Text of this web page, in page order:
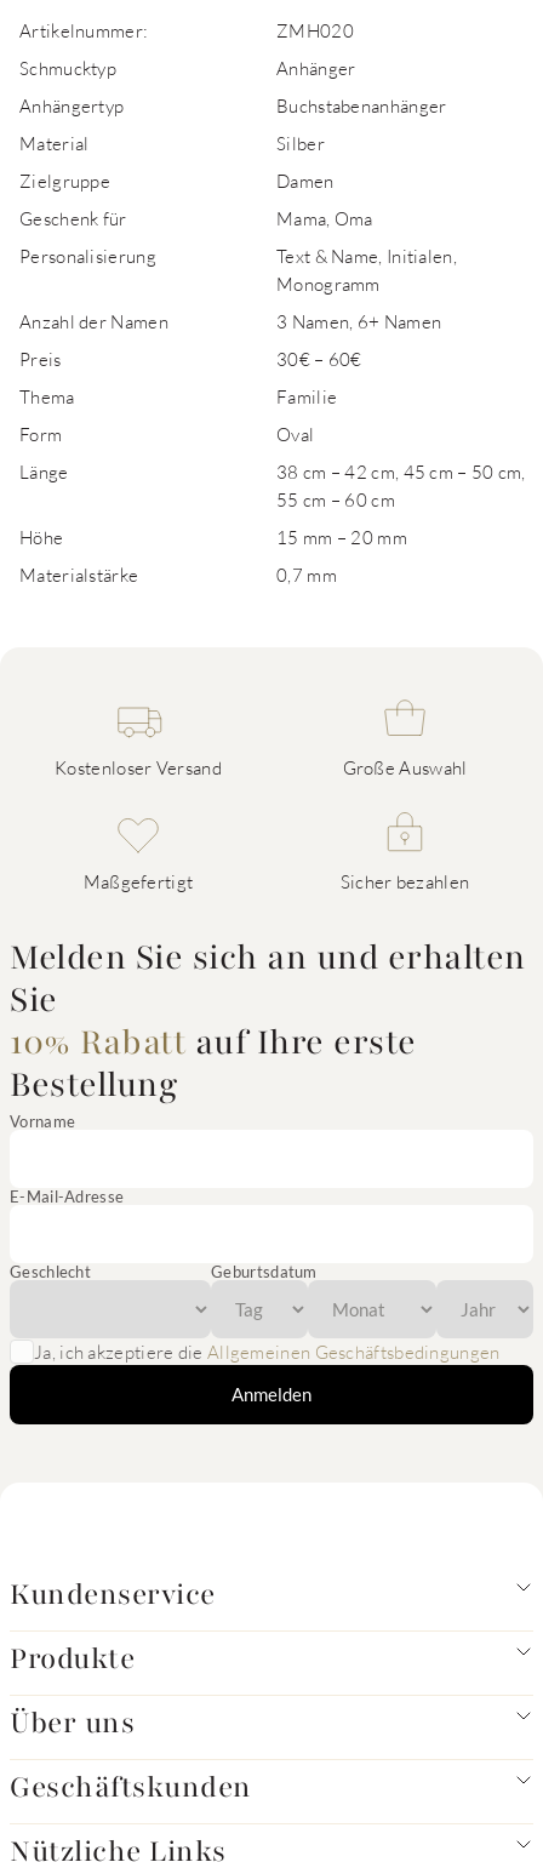
Artikelnummer:
ZMH020
Schmucktyp
Anhänger
Anhängertyp
Buchstabenanhänger
Material
Silber
Zielgruppe
Damen
Geschenk für
Mama, Oma
Personalisierung
Text & Name, Initialen,
Monogramm
Anzahl der Namen
3 Namen, 6+ Namen
Preis
30€ – 60€
Thema
Familie
Form
Oval
Länge
38 cm – 42 cm, 45 cm – 50 cm,
55 cm – 60 cm
Höhe
15 mm – 20 mm
Materialstärke
0,7 mm
Kostenloser Versand Große Auswahl
Maßgefertigt Sicher bezahlen
Melden Sie sich an und erhalten
Sie
10% Rabatt auf Ihre erste
Bestellung
Vorname
E-Mail-Adresse
Geschlecht Geburtsdatum
Ja, ich akzeptiere die Allgemeinen Geschäftsbedingungen
Anmelden
Kundenservice
Produkte
Über uns
Geschäftskunden
Nützliche Links